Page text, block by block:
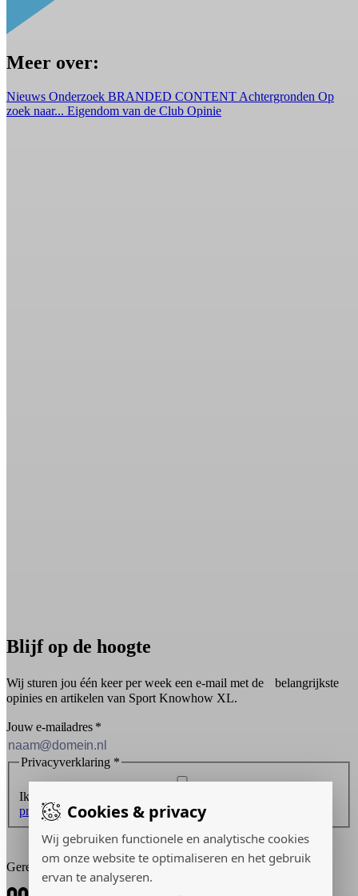
Cookies & privacy
Wij gebruiken functionele en analytische cookies
om onze website te optimaliseren en het gebruik
ervan te analyseren.
Meer over:
Nieuws Onderzoek BRANDED CONTENT Achtergronden Op
zoek naar... Eigendom van de Club Opinie
Blijf op de hoogte
Wij sturen jou één keer per week een e-mail met de belangrijkste
opinies en artikelen van Sport Knowhow XL.
Jouw e-mailadres *
Privacyverklaring *
Ik ontvang graag de nieuwsbrief en ga akkoord met de
privacyverklaring.
Inschrijven
Gerealiseerd door: